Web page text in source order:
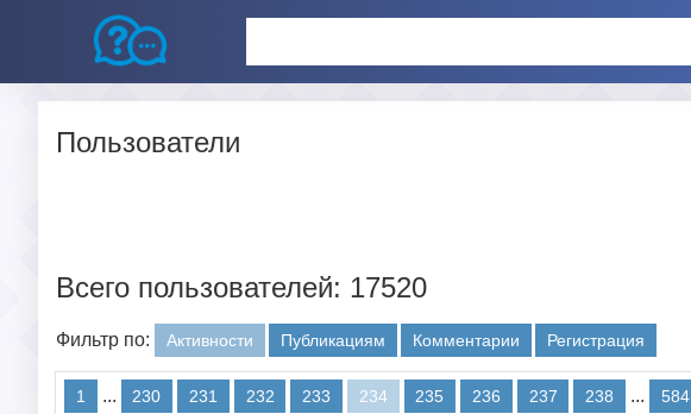
Пользователи
Всего пользователей: 17520
Фильтр по: Активности Публикациям Комментарии Регистрация
1 ... 230 231 232 233 234 235 236 237 238 ... 584